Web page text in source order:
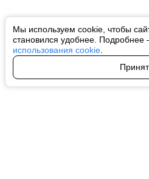
Мы используем cookie, чтобы
становился удобнее. Подробнее
использования cookie